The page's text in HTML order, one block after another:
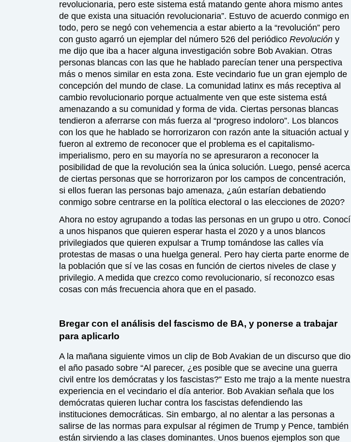
revolucionaria, pero este sistema está matando gente ahora mismo antes
de que exista una situación revolucionaria”. Estuvo de acuerdo conmigo en
todo, pero se negó con vehemencia a estar abierto a la “revolución” pero
con gusto agarró un ejemplar del número 526 del periódico Revolución y
me dijo que iba a hacer alguna investigación sobre Bob Avakian. Otras
personas blancas con las que he hablado parecían tener una perspectiva
más o menos similar en esta zona. Este vecindario fue un gran ejemplo de
concepción del mundo de clase. La comunidad latinx es más receptiva al
cambio revolucionario porque actualmente ven que este sistema está
amenazando a su comunidad y forma de vida. Ciertas personas blancas
tendieron a aferrarse con más fuerza al “progreso indoloro”. Los blancos
con los que he hablado se horrorizaron con razón ante la situación actual y
fueron al extremo de reconocer que el problema es el capitalismo-
imperialismo, pero en su mayoría no se apresuraron a reconocer la
posibilidad de que la revolución sea la única solución. Luego, pensé acerca
de ciertas personas que se horrorizaron por los campos de concentración,
si ellos fueran las personas bajo amenaza, ¿aún estarían debatiendo
conmigo sobre centrarse en la política electoral o las elecciones de 2020?
Ahora no estoy agrupando a todas las personas en un grupo u otro. Conocí
a unos hispanos que quieren esperar hasta el 2020 y a unos blancos
privilegiados que quieren expulsar a Trump tomándose las calles vía
protestas de masas o una huelga general. Pero hay cierta parte enorme de
la población que sí ve las cosas en función de ciertos niveles de clase y
privilegio. A medida que crezco como revolucionario, sí reconozco esas
cosas con más frecuencia ahora que en el pasado.
Bregar con el análisis del fascismo de BA, y ponerse a trabajar
para aplicarlo
A la mañana siguiente vimos un clip de Bob Avakian de un discurso que dio
el año pasado sobre “Al parecer, ¿es posible que se avecine una guerra
civil entre los demócratas y los fascistas?” Esto me trajo a la mente nuestra
experiencia en el vecindario el día anterior. Bob Avakian señala que los
demócratas quieren luchar contra los fascistas defendiendo las
instituciones democráticas. Sin embargo, al no alentar a las personas a
salirse de las normas para expulsar al régimen de Trump y Pence, también
están sirviendo a las clases dominantes. Unos buenos ejemplos son que